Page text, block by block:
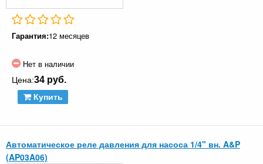
Гарантия:12 месяцев
Нет в наличии
Цена:34 руб.
Купить
Автоматическое реле давления для насоса 1/4" вн. A&P
(AP03A06)